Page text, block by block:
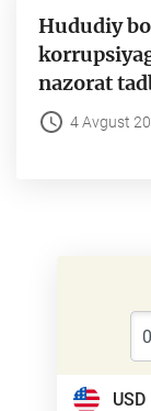
Hududiy
nazorat
4 Avgust
USD